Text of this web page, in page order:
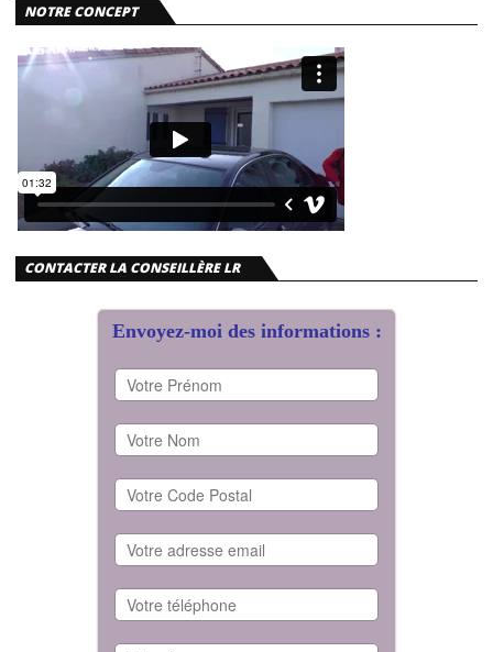
NOTRE CONCEPT
CONTACTER LA CONSEILLÈRE LR
Envoyez-moi des informations :